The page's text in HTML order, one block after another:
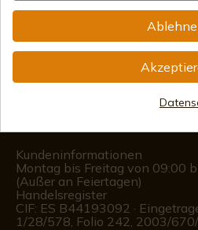
Information
info@aceros-de-hispania.com
Kundeninformationen
Montag bis Freitag von 09:00
(Außer an Feiertagen)
Handelsregister
CIF: ES B44193092 ·
1/28/578, Folio 242, 2003/